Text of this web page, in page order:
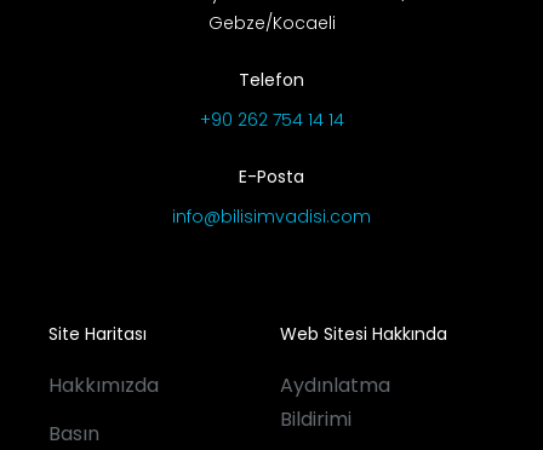
Gebze/Kocaeli
Telefon
+90 262 754 14 14
E-Posta
info@bilisimvadisi.com
Site Haritası
Hakkımızda
Basın
Web Sitesi Hakkında
Aydınlatma
Bildirimi